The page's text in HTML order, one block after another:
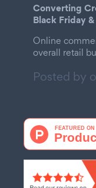
Converting
Black Friday
Online
overall retail
Posted by